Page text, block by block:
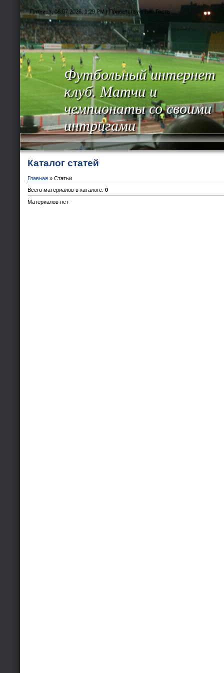
Пятница, 08.07.2026, 1:29 PM | Приветствую Вас Гость
Футбольный интернет
клуб. Матчи и
чемпионаты со своими
интригами
Каталог статей
Главная » Статьи
Всего материалов в каталоге: 0
Материалов нет